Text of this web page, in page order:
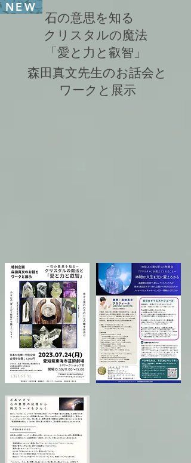
NEW
石の意思を知る
クリスタルの魔法
「愛と力と叡智」
森田真文先生のお話会と
ワークと展示